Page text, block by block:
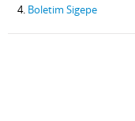
Boletim Sigepe